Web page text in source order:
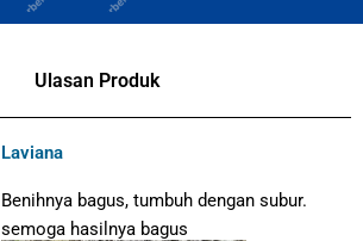
Ulasan Produk
Laviana
Benihnya bagus, tumbuh dengan subur.
semoga hasilnya bagus